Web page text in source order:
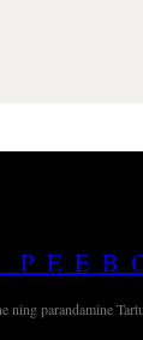
ning parandamine